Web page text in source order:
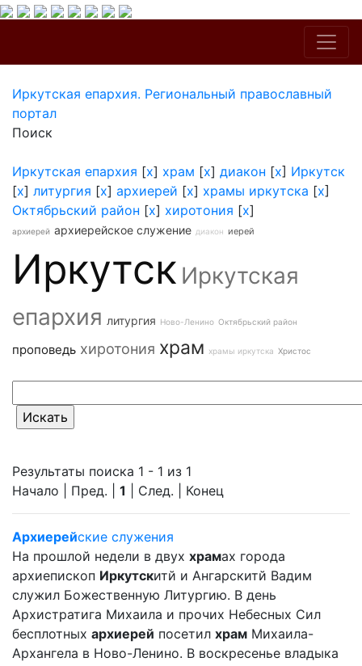
Иркутская епархия. Региональный православный
портал
Поиск
Иркутская епархия [x] храм [x] диакон [x] Иркутск
[x] литургия [x] архиерей [x] храмы иркутска [x]
Октябрьский район [x] хиротония [x]
архиерей архиерейское служение диакон иерей
Иркутск Иркутская
епархия литургия Ново-Ленино Октябрьский район
проповедь хиротония храм храмы иркутска Христос
Результаты поиска 1 - 1 из 1
Начало | Пред. | 1 | След. | Конец
Архиерейские служения
На прошлой недели в двух храмах города
архиепископ Иркутскитй и Ангарскитй Вадим
служил Божественную Литургию. В день
Архистратига Михаила и прочих Небесных Сил
бесплотных архиерей посетил храм Михаила-
Архангела в Ново-Ленино. В воскресенье владыка